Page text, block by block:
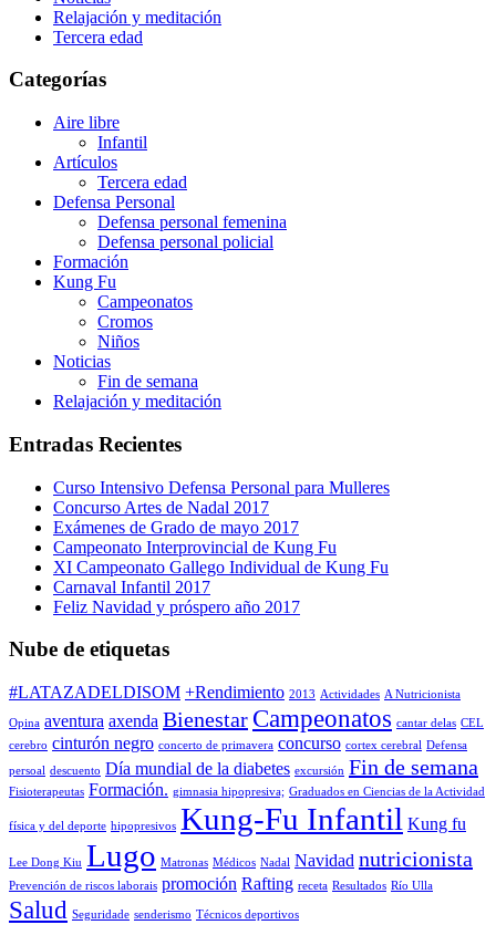
Relajación y meditación
Tercera edad
Categorías
Aire libre
Infantil
Artículos
Tercera edad
Defensa Personal
Defensa personal femenina
Defensa personal policial
Formación
Kung Fu
Campeonatos
Cromos
Niños
Noticias
Fin de semana
Relajación y meditación
Entradas Recientes
Curso Intensivo Defensa Personal para Mulleres
Concurso Artes de Nadal 2017
Exámenes de Grado de mayo 2017
Campeonato Interprovincial de Kung Fu
XI Campeonato Gallego Individual de Kung Fu
Carnaval Infantil 2017
Feliz Navidad y próspero año 2017
Nube de etiquetas
#LATAZADELDISOM +Rendimiento 2013 Actividades A Nutricionista
Opina aventura axenda Bienestar Campeonatos cantar delas CEL
cerebro cinturón negro concerto de primavera concurso cortex cerebral Defensa
persoal descuento Día mundial de la diabetes excursión Fin de semana
Fisioterapeutas Formación. gimnasia hipopresiva; Graduados en Ciencias de la Actividad
física y del deporte hipopresivos Kung-Fu Infantil Kung fu
Lee Dong Kiu Lugo Matronas Médicos Nadal Navidad nutricionista
Prevención de riscos laborais promoción Rafting receta Resultados Río Ulla
Salud Seguridade senderismo Técnicos deportivos